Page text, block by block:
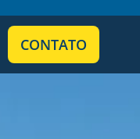
CONTATO